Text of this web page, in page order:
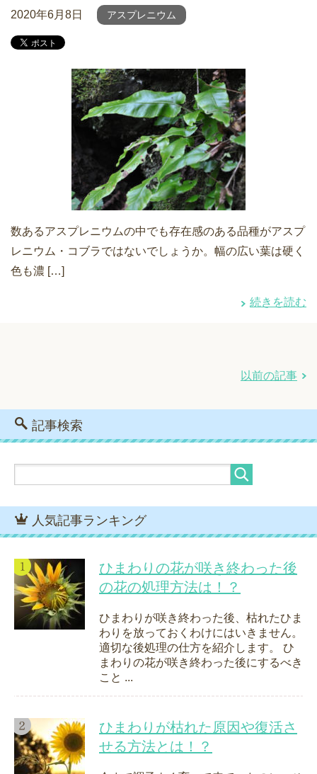
2020年6月8日 アスプレニウム
数あるアスプレニウムの中でも存在感のある品種がアスプ
レニウム・コブラではないでしょうか。幅の広い葉は硬く
色も濃 […]
続きを読む
以前の記事
記事検索
人気記事ランキング
ひまわりの花が咲き終わった後
の花の処理方法は！？
ひまわりが咲き終わった後、枯れたひま
わりを放っておくわけにはいきません。
適切な後処理の仕方を紹介します。 ひ
まわりの花が咲き終わった後にするべき
こと ...
ひまわりが枯れた原因や復活さ
せる方法とは！？